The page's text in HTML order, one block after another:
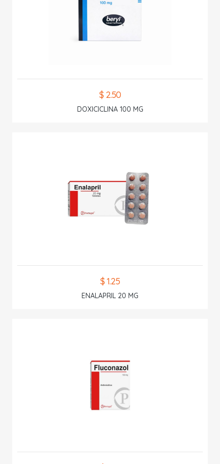
$ 2.50
DOXICICLINA 100 MG
$ 1.25
ENALAPRIL 20 MG